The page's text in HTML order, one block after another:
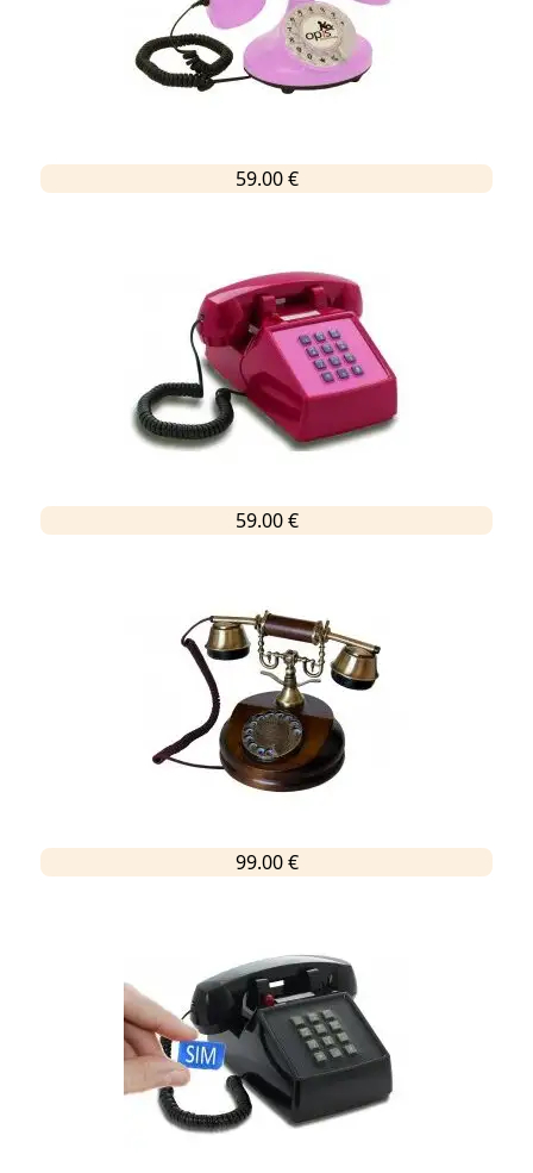
59.00 €
59.00 €
99.00 €